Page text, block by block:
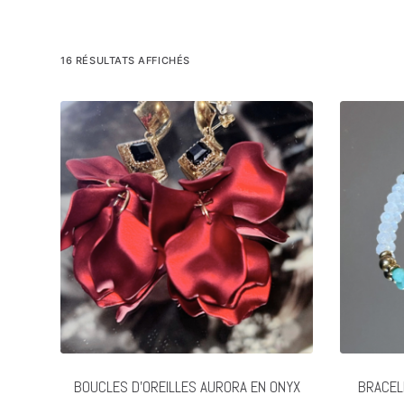
16 RÉSULTATS AFFICHÉS
BOUCLES D’OREILLES AURORA EN ONYX